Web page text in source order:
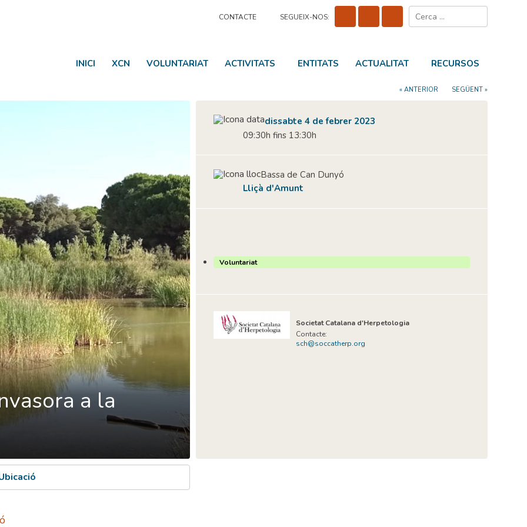
CONTACTE SEGUEIX-NOS:
INICI XCN VOLUNTARIAT ACTIVITATS ENTITATS ACTUALITAT RECURSOS
« ANTERIOR SEGÜENT »
a la
dissabte 4 de febrer 2023
09:30h fins 13:30h
Bassa de Can Dunyó
Lliçà d'Amunt
Voluntariat
Societat Catalana d'Herpetologia
Contacte:
sch@soccatherp.org